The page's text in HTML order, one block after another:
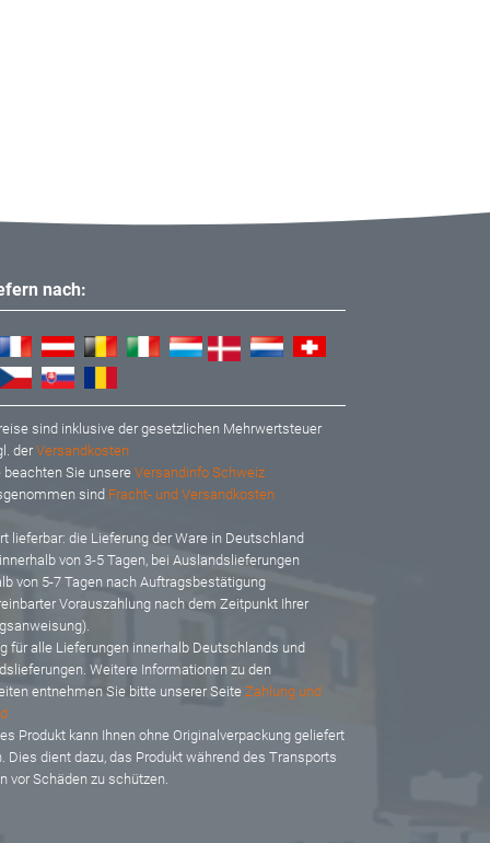
nach:
sind inklusive der gesetzlichen Mehrwertsteuer
derVersandkosten
Sie unsereVersandinfo Schweiz
sind Fracht- und Versandkosten
lieferbar: die Lieferung der Ware in Deutschland
von 3-5 Tagen, bei Auslandslieferungen
von 5-7 Tagen nach Auftragsbestätigung
Vorauszahlung nach dem Zeitpunkt Ihrer
für alle Lieferungen innerhalb Deutschlands und
Weitere Informationen zu den
entnehmen Sie bitte unserer Seite Zahlung und
Produkt kann Ihnen ohne Originalverpackung geliefert
Dies dient dazu, das Produkt während des Transports
vor Schäden zu schützen.